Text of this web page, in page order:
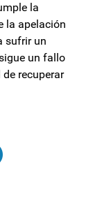
la
la apelación
sufrir un
un fallo
recuperar
y agitó ladel